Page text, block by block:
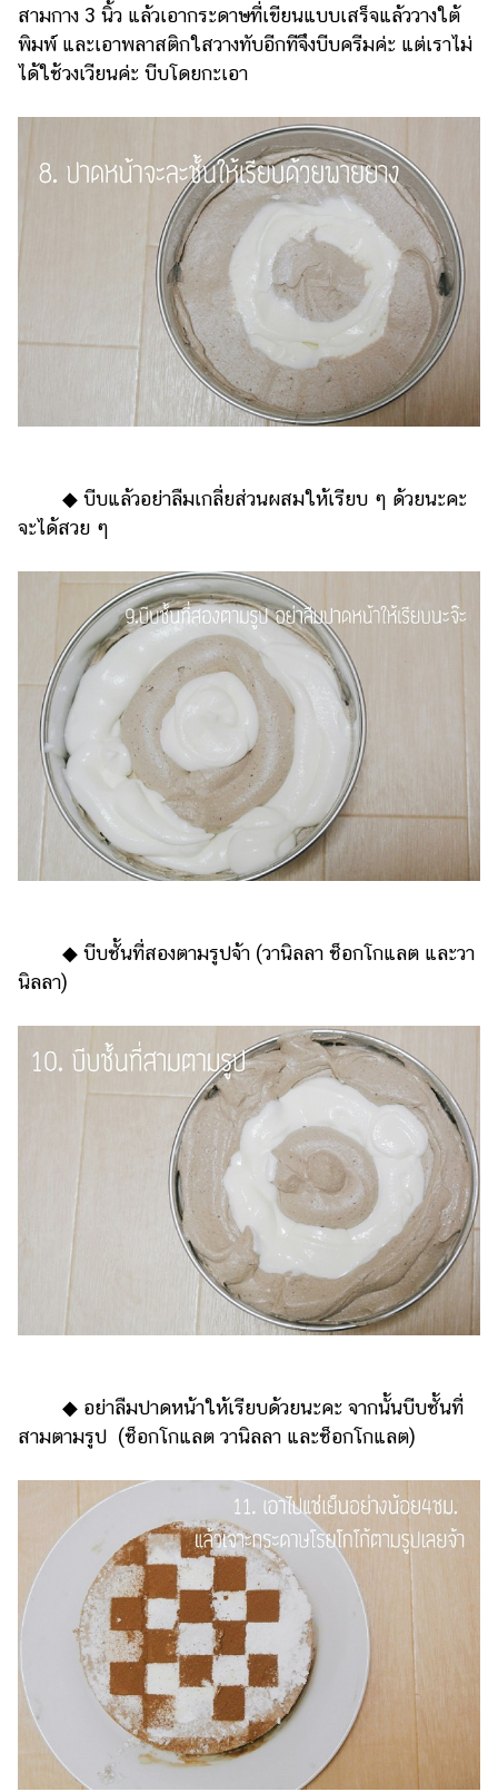
สามกาง 3 นิ้ว แล้วเอากระดาษที่เขียนแบบเสร็จแล้ววางใต้
พิมพ์ และเอาพลาสติกใสวางทับอีกทีจึงบีบครีมค่ะ แต่เราไม่
ได้ใช้วงเวียนค่ะ บีบโดยกะเอา
◆ บีบแล้วอย่าลืมเกลี่ยส่วนผสมให้เรียบ ๆ ด้วยนะคะ
จะได้สวย ๆ
◆ บีบชั้นที่สองตามรูปจ้า (วานิลลา ช็อกโกแลต และวา
นิลลา)
◆ อย่าลืมปาดหน้าให้เรียบด้วยนะคะ จากนั้นบีบชั้นที่
สามตามรูป (ช็อกโกแลต วานิลลา และช็อกโกแลต)